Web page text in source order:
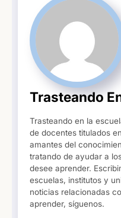
Trasteando
Trasteando en la
de docentes titulados
amantes del
tratando de ayudar a
desee aprender.
escuelas, institutos y
noticias relacionadas
aprender, síguenos.